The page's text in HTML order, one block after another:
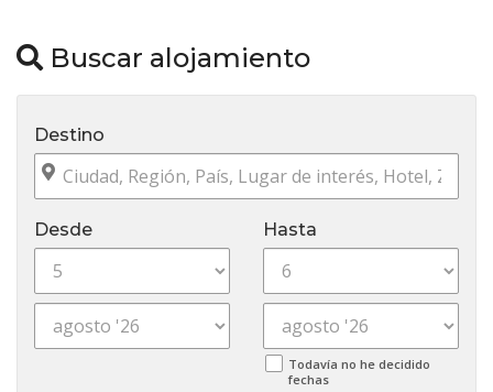
Buscar alojamiento
Destino
Desde Hasta
Todavía no he decidido
fechas